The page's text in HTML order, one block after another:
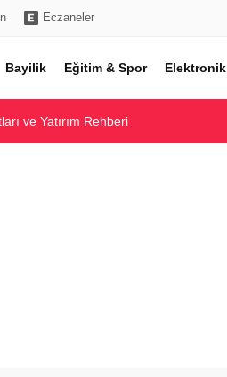
Eczaneler
Bayilik Eğitim & Spor Elektronik
ve Yatırım Rehberi
ve Model Seçenekleri